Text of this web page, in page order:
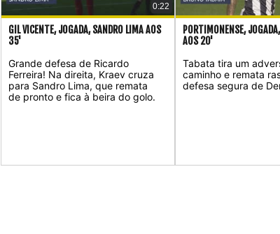
0:22
GIL VICENTE, JOGADA, SANDRO LIMA AOS
35'
Grande defesa de Ricardo
Ferreira! Na direita, Kraev cruza
para Sandro Lima, que remata
de pronto e fica à beira do golo.
PORTIMONENSE,
AOS 20'
Tabata tira um
caminho e remata
defesa segura de